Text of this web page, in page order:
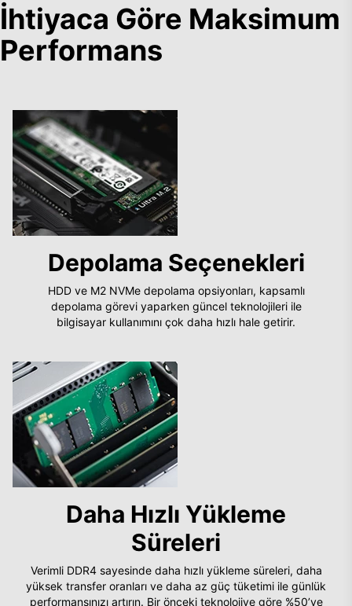
İhtiyaca Göre Maksimum
Performans
Depolama Seçenekleri
HDD ve M2 NVMe depolama opsiyonları, kapsamlı
depolama görevi yaparken güncel teknolojileri ile
bilgisayar kullanımını çok daha hızlı hale getirir.
Daha Hızlı Yükleme
Süreleri
Verimli DDR4 sayesinde daha hızlı yükleme süreleri, daha
yüksek transfer oranları ve daha az güç tüketimi ile günlük
performansınızı artırın. Bir önceki teknolojiye göre %50’ye